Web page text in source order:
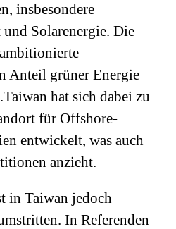
insbesondere
Solarenergie. Die
Anteil grüner Energie
hat sich dabei zu
für Offshore-
entwickelt, was auch
anzieht.
in Taiwan jedoch
In Referenden